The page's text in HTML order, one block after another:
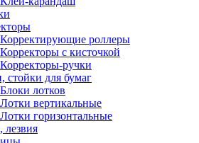
Корректирующие роллеры
Корректоры с кисточкой
Корректоры-ручки
стойки для бумаг
Блоки лотков
Лотки вертикальные
Лотки горизонтальные